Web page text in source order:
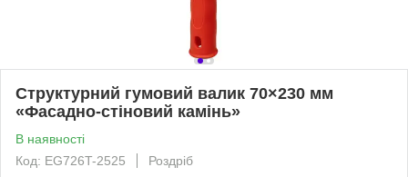
Структурний гумовий валик 70×230 мм
«Фасадно-стіновий камінь»
В наявності
Код: EG726T-2525
Роздріб